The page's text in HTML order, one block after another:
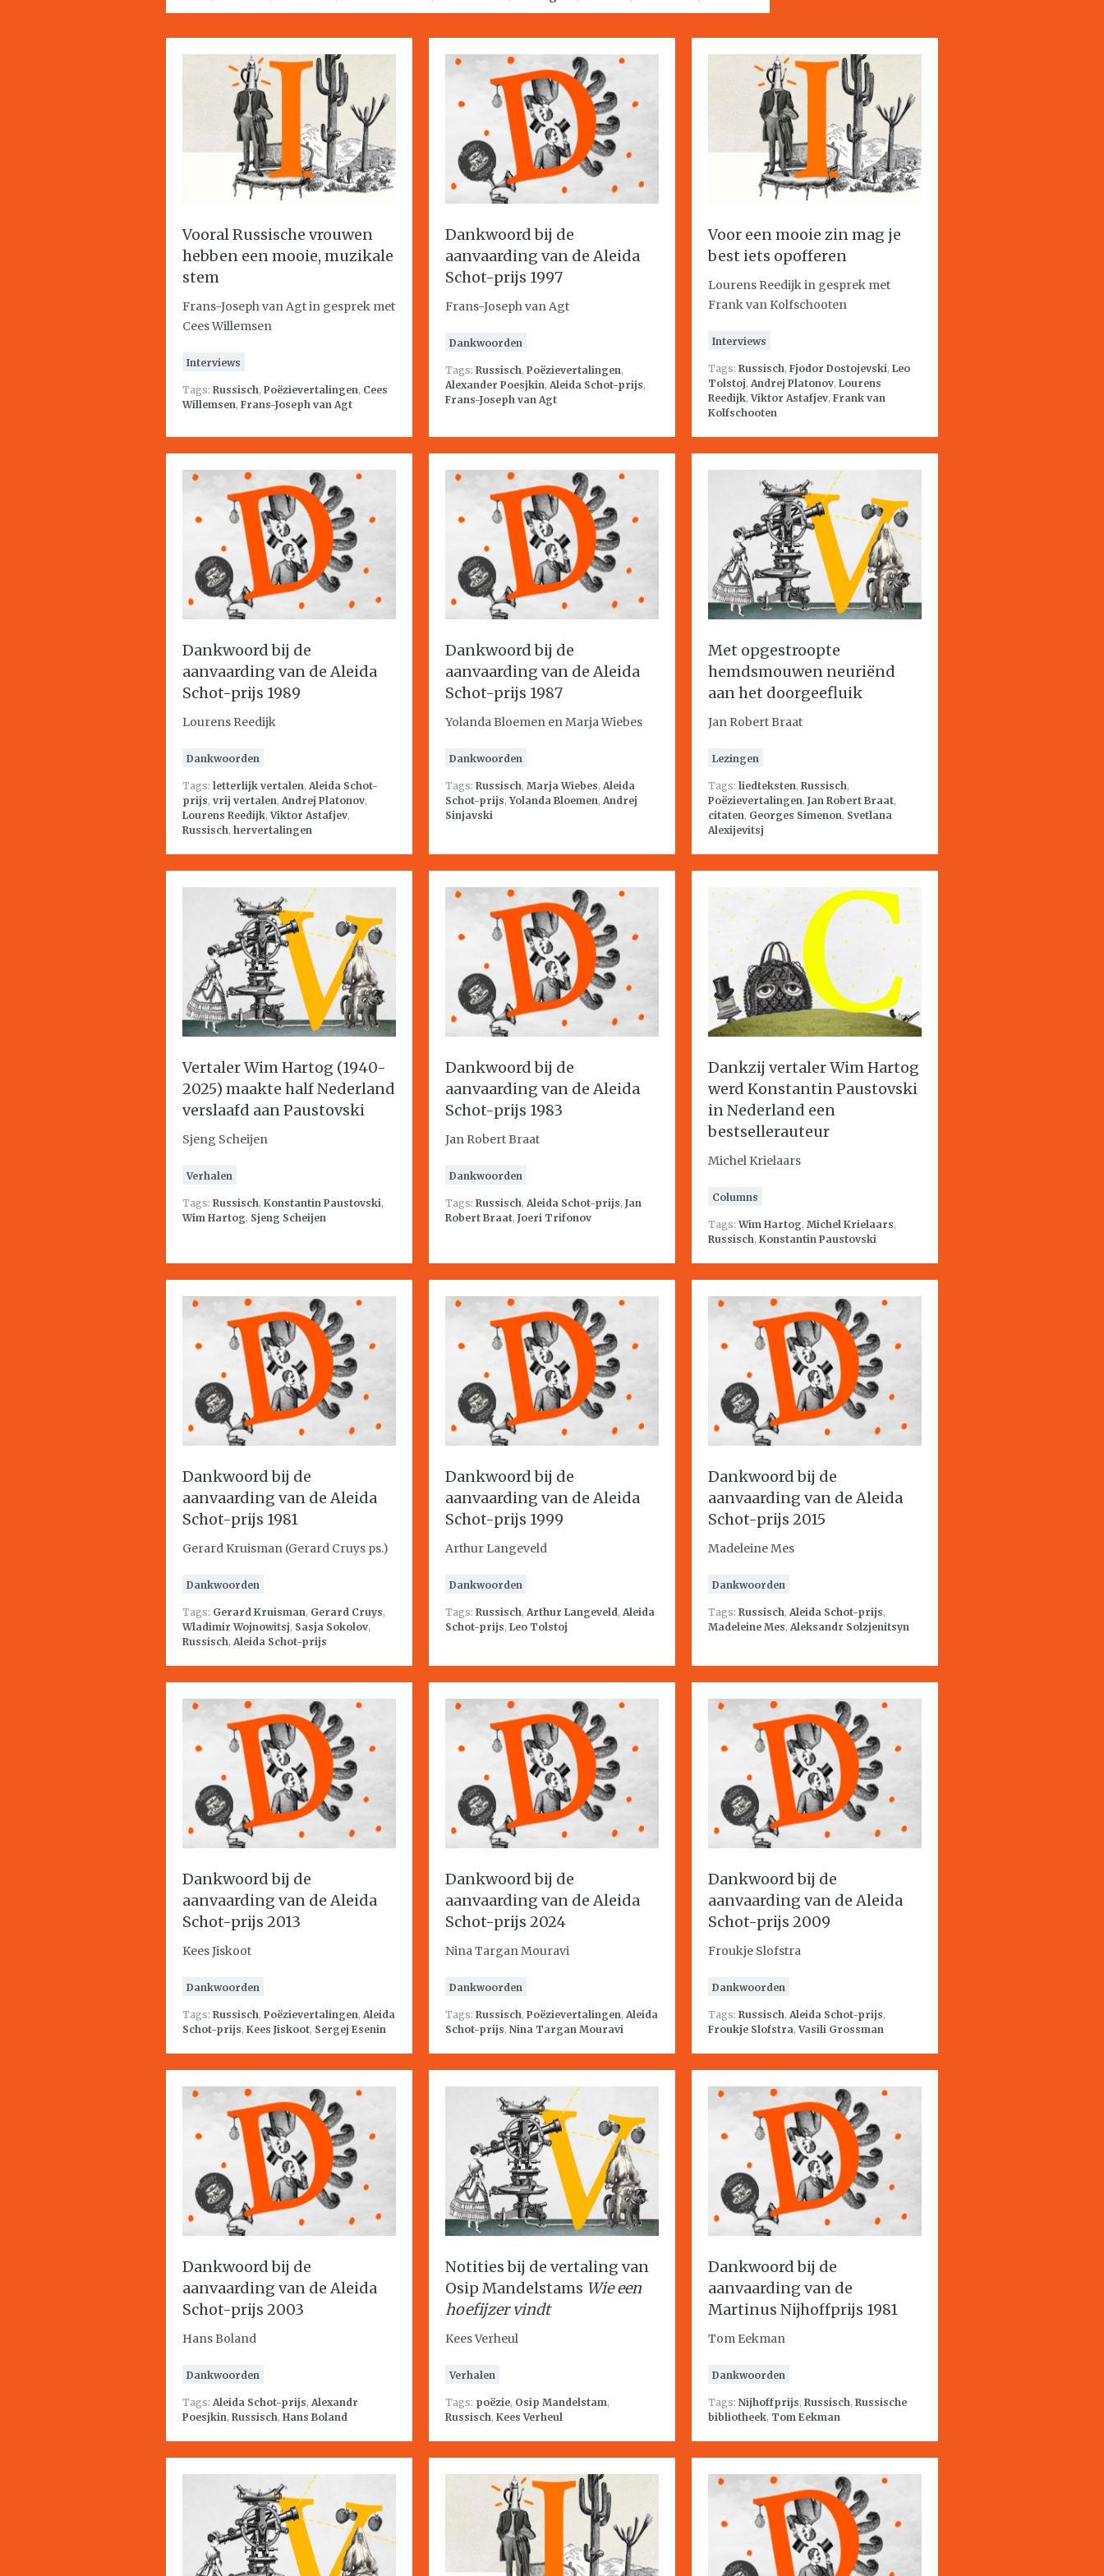
Vooral Russische vrouwen
hebben een mooie, muzikale
stem
Frans-Joseph van Agt in gesprek met
Cees Willemsen
Interviews
Tags: Russisch, Poëzievertalingen, Cees
Willemsen, Frans-Joseph van Agt
Dankwoord bij de
aanvaarding van de Aleida
Schot-prijs 1997
Frans-Joseph van Agt
Dankwoorden
Tags: Russisch, Poëzievertalingen,
Alexander Poesjkin, Aleida Schot-prijs,
Frans-Joseph van Agt
Voor een mooie zin mag je
best iets opofferen
Lourens Reedijk in gesprek met
Frank van Kolfschooten
Interviews
Tags: Russisch, Fjodor Dostojevski, Leo
Tolstoj, Andrej Platonov, Lourens
Reedijk,Viktor Astafjev, Frank van
Kolfschooten
Dankwoord bij de
aanvaarding van de Aleida
Schot-prijs 1989
Lourens Reedijk
Dankwoorden
Tags: letterlijk vertalen, Aleida Schot-
prijs, vrij vertalen, Andrej Platonov,
Lourens Reedijk,Viktor Astafjev,
Russisch, hervertalingen
Dankwoord bij de
aanvaarding van de Aleida
Schot-prijs 1987
Yolanda Bloemen en Marja Wiebes
Dankwoorden
Tags: Russisch, Marja Wiebes, Aleida
Schot-prijs,Yolanda Bloemen, Andrej
Sinjavski
Met opgestroopte
hemdsmouwen neuriënd
aan het doorgeefluik
Jan Robert Braat
Lezingen
Tags: liedteksten, Russisch,
Poëzievertalingen, Jan Robert Braat,
citaten, Georges Simenon, Svetlana
Alexijevitsj
Vertaler Wim Hartog (1940-
2025) maakte half Nederland
verslaafd aan Paustovski
Sjeng Scheijen
Verhalen
Tags: Russisch, Konstantin Paustovski,
Wim Hartog, Sjeng Scheijen
Dankwoord bij de
aanvaarding van de Aleida
Schot-prijs 1983
Jan Robert Braat
Dankwoorden
Tags: Russisch, Aleida Schot-prijs, Jan
Robert Braat, Joeri Trifonov
Dankzij vertaler Wim Hartog
werd Konstantin Paustovski
in Nederland een
bestsellerauteur
Michel Krielaars
Columns
Tags:Wim Hartog, Michel Krielaars,
Russisch, Konstantin Paustovski
Dankwoord bij de
aanvaarding van de Aleida
Schot-prijs 1981
Gerard Kruisman (Gerard Cruys ps.)
Dankwoorden
Tags: Gerard Kruisman, Gerard Cruys,
Wladimir Wojnowitsj, Sasja Sokolov,
Russisch, Aleida Schot-prijs
Dankwoord bij de
aanvaarding van de Aleida
Schot-prijs 1999
Arthur Langeveld
Dankwoorden
Tags: Russisch, Arthur Langeveld, Aleida
Schot-prijs, Leo Tolstoj
Dankwoord bij de
aanvaarding van de Aleida
Schot-prijs 2015
Madeleine Mes
Dankwoorden
Tags: Russisch, Aleida Schot-prijs,
Madeleine Mes, Aleksandr Solzjenitsyn
Dankwoord bij de
aanvaarding van de Aleida
Schot-prijs 2013
Kees Jiskoot
Dankwoorden
Tags: Russisch, Poëzievertalingen, Aleida
Schot-prijs, Kees Jiskoot, Sergej Esenin
Dankwoord bij de
aanvaarding van de Aleida
Schot-prijs 2024
Nina Targan Mouravi
Dankwoorden
Tags: Russisch, Poëzievertalingen, Aleida
Schot-prijs, Nina Targan Mouravi
Dankwoord bij de
aanvaarding van de Aleida
Schot-prijs 2009
Froukje Slofstra
Dankwoorden
Tags: Russisch, Aleida Schot-prijs,
Froukje Slofstra,Vasili Grossman
Dankwoord bij de
aanvaarding van de Aleida
Schot-prijs 2003
Hans Boland
Dankwoorden
Tags: Aleida Schot-prijs, Alexandr
Poesjkin, Russisch, Hans Boland
Notities bij de vertaling van
Osip Mandelstams Wie een
hoefijzer vindt
Kees Verheul
Verhalen
Tags: poëzie, Osip Mandelstam,
Russisch, Kees Verheul
Dankwoord bij de
aanvaarding van de
Martinus Nijhoffprijs 1981
Tom Eekman
Dankwoorden
Tags: Nijhoffprijs, Russisch, Russische
bibliotheek, Tom Eekman